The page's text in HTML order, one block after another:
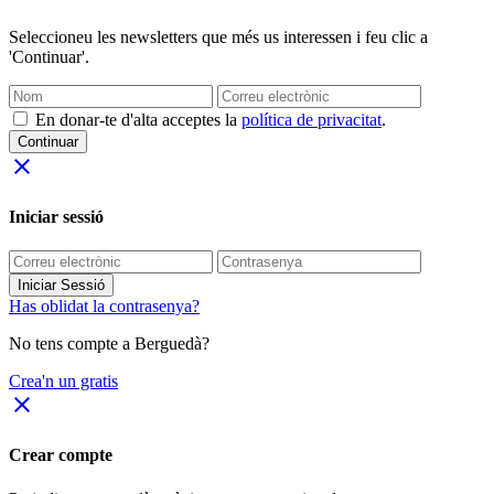
Seleccioneu les newsletters que més us interessen i feu clic a
'Continuar'.
En donar-te d'alta acceptes la política de privacitat.
Continuar
close
Iniciar sessió
Iniciar Sessió
Has oblidat la contrasenya?
No tens compte a Berguedà?
Crea'n un gratis
close
Crear compte